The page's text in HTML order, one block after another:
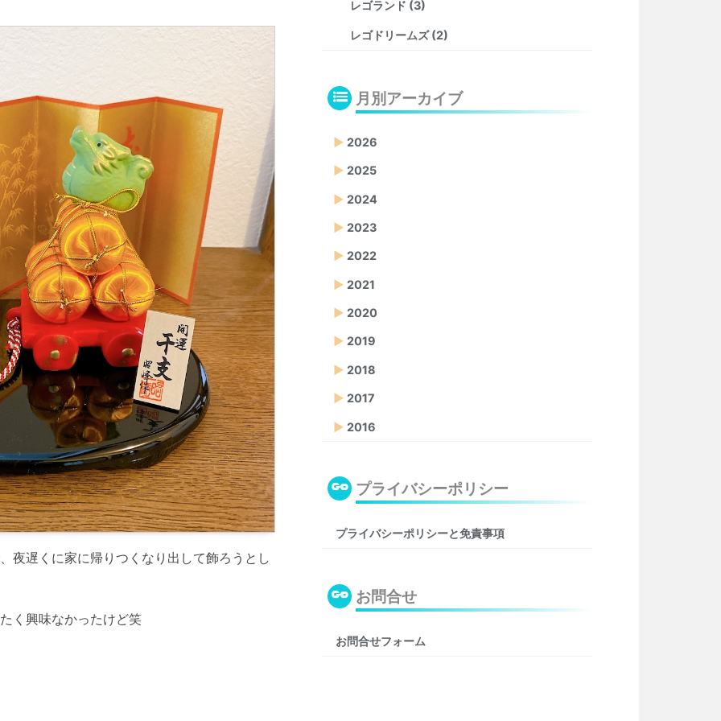
夜遅くに家に帰りつくなり出して飾ろうとし
く興味なかったけど笑
レゴランド (3)
レゴドリームズ (2)
月別アーカイブ
▶ 2026
▶ 2025
▶ 2024
▶ 2023
▶ 2022
▶ 2021
▶ 2020
▶ 2019
▶ 2018
▶ 2017
▶ 2016
プライバシーポリシー
プライバシーポリシーと免責事項
お問合せ
お問合せフォーム